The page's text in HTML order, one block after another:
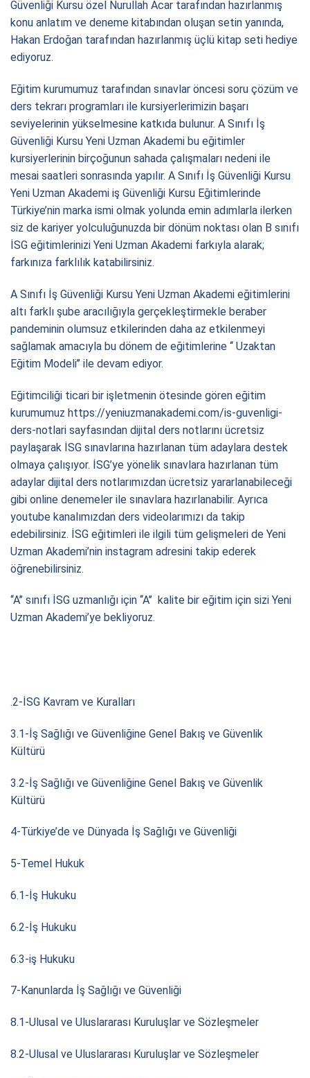
Güvenliği Kursu özel Nurullah Acar tarafından hazırlanmış
konu anlatım ve deneme kitabından oluşan setin yanında,
Hakan Erdoğan tarafından hazırlanmış üçlü kitap seti hediye
ediyoruz.
Eğitim kurumumuz tarafından sınavlar öncesi soru çözüm ve
ders tekrarı programları ile kursiyerlerimizin başarı
seviyelerinin yükselmesine katkıda bulunur. A Sınıfı İş
Güvenliği Kursu Yeni Uzman Akademi bu eğitimler
kursiyerlerinin birçoğunun sahada çalışmaları nedeni ile
mesai saatleri sonrasında yapılır. A Sınıfı İş Güvenliği Kursu
Yeni Uzman Akademi iş Güvenliği Kursu Eğitimlerinde
Türkiye’nin marka ismi olmak yolunda emin adımlarla ilerken
siz de kariyer yolculuğunuzda bir dönüm noktası olan B sınıfı
İSG eğitimlerinizi Yeni Uzman Akademi farkıyla alarak;
farkınıza farklılık katabilirsiniz.
A Sınıfı İş Güvenliği Kursu Yeni Uzman Akademi eğitimlerini
altı farklı şube aracılığıyla gerçekleştirmekle beraber
pandeminin olumsuz etkilerinden daha az etkilenmeyi
sağlamak amacıyla bu dönem de eğitimlerine ‘‘ Uzaktan
Eğitim Modeli’’ ile devam ediyor.
Eğitimciliği ticari bir işletmenin ötesinde gören eğitim
kurumumuz https://yeniuzmanakademi.com/is-guvenligi-
ders-notlari sayfasından dijital ders notlarını ücretsiz
paylaşarak İSG sınavlarına hazırlanan tüm adaylara destek
olmaya çalışıyor. İSG’ye yönelik sınavlara hazırlanan tüm
adaylar dijital ders notlarımızdan ücretsiz yararlanabileceği
gibi online denemeler ile sınavlara hazırlanabilir. Ayrıca
youtube kanalımızdan ders videolarımızı da takip
edebilirsiniz. İSG eğitimleri ile ilgili tüm gelişmeleri de Yeni
Uzman Akademi’nin instagram adresini takip ederek
öğrenebilirsiniz.
‘‘A’’ sınıfı İSG uzmanlığı için ‘‘A’’ kalite bir eğitim için sizi Yeni
Uzman Akademi’ye bekliyoruz.
.2-İSG Kavram ve Kuralları
3.1-İş Sağlığı ve Güvenliğine Genel Bakış ve Güvenlik
Kültürü
3.2-İş Sağlığı ve Güvenliğine Genel Bakış ve Güvenlik
Kültürü
4-Türkiye’de ve Dünyada İş Sağlığı ve Güvenliği
5-Temel Hukuk
6.1-İş Hukuku
6.2-İş Hukuku
6.3-iş Hukuku
7-Kanunlarda İş Sağlığı ve Güvenliği
8.1-Ulusal ve Uluslararası Kuruluşlar ve Sözleşmeler
8.2-Ulusal ve Uluslararası Kuruluşlar ve Sözleşmeler